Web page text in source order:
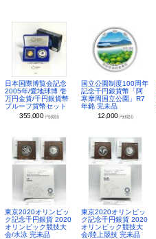
日本国際博覧会記念
2005年/愛地球博 壱
万円金貨/千円銀貨幣
プルーフ貨幣セット
355,000 円(税別)
国立公園制度100周年
記念千円銀貨幣「阿
寒摩周国立公園」R7
年銘 完未品
12,000 円(税別)
東京2020オリンピッ
ク記念千円銀貨 2020
オリンピック競技大
会/水泳 完未品
東京2020オリンピッ
ク記念千円銀貨 2020
オリンピック競技大
会/陸上競技 完未品